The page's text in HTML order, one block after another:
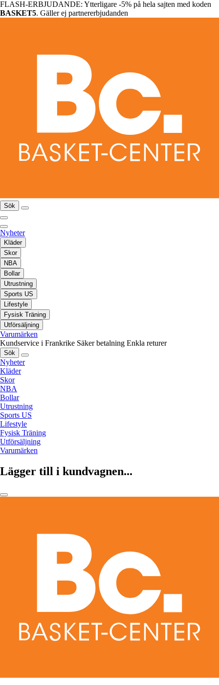
FLASH-ERBJUDANDE: Ytterligare -5% på hela sajten med koden
BASKET5. Gäller ej partnererbjudanden
Sök
Nyheter
Kläder
Skor
NBA
Bollar
Utrustning
Sports US
Lifestyle
Fysisk Träning
Utförsäljning
Varumärken
Kundservice i Frankrike Säker betalning Enkla returer
Sök
Nyheter
Kläder
Skor
NBA
Bollar
Utrustning
Sports US
Lifestyle
Fysisk Träning
Utförsäljning
Varumärken
Lägger till i kundvagnen...